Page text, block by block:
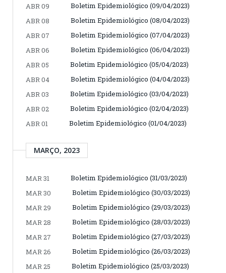
ABR 09
Boletim Epidemiológico (09/04/2023)
ABR 08
Boletim Epidemiológico (08/04/2023)
ABR 07
Boletim Epidemiológico (07/04/2023)
ABR 06
Boletim Epidemiológico (06/04/2023)
ABR 05
Boletim Epidemiológico (05/04/2023)
ABR 04
Boletim Epidemiológico (04/04/2023)
ABR 03
Boletim Epidemiológico (03/04/2023)
ABR 02
Boletim Epidemiológico (02/04/2023)
ABR 01
Boletim Epidemiológico (01/04/2023)
MARÇO, 2023
MAR 31
Boletim Epidemiológico (31/03/2023)
MAR 30
Boletim Epidemiológico (30/03/2023)
MAR 29
Boletim Epidemiológico (29/03/2023)
MAR 28
Boletim Epidemiológico (28/03/2023)
MAR 27
Boletim Epidemiológico (27/03/2023)
MAR 26
Boletim Epidemiológico (26/03/2023)
MAR 25
Boletim Epidemiológico (25/03/2023)